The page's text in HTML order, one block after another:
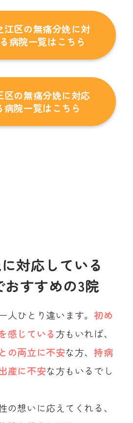
江区の無痛分娩に対
病院一覧はこちら
区の無痛分娩に対応
病院一覧はこちら
対応している
おすすめの3院
人ひとり違います。初め
感じている 方もいれば、
の両立に不安な方、持病
産に不安な方もいるでし
の想いに応えてくれる、